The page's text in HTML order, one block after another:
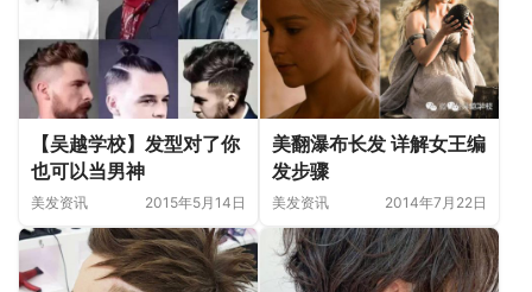
【吴越学校】发型对了你
也可以当男神
美发资讯 2015年5月14日
美翻瀑布长发 详解女王编
发步骤
美发资讯 2014年7月22日